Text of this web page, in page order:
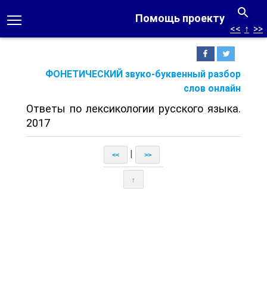
Помощь проекту
ФОНЕТИЧЕСКИЙ звуко-буквенный разбор
слов онлайн
<< ↑ >>
Ответы по лексикологии русского языка.
2017
<< >>
↑